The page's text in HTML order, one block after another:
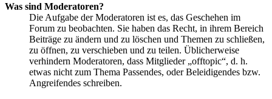
Was sind Moderatoren?
Die Aufgabe der Moderatoren ist es, das Geschehen im
Forum zu beobachten. Sie haben das Recht, in ihrem Bereich
Beiträge zu ändern und zu löschen und Themen zu schließen,
zu öffnen, zu verschieben und zu teilen. Üblicherweise
verhindern Moderatoren, dass Mitglieder „offtopic“, d. h.
etwas nicht zum Thema Passendes, oder Beleidigendes bzw.
Angreifendes schreiben.